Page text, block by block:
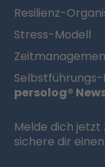
Resilienz-
Stress-Modell
persolog®
Melde dich jetzt
sichere dir